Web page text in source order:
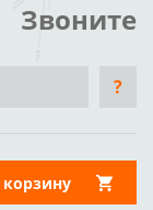
Звоните
?
корзину